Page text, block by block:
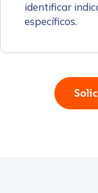
identificar
específicos.